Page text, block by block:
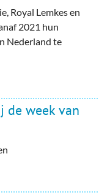
Partijen
Royal Lemkes en
2021 hun
Nederland te
de week van